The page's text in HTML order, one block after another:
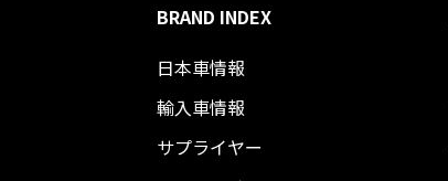
BRAND INDEX
日本車情報​
輸入車情報
サプライヤー